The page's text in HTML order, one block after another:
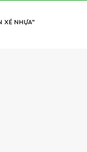
XÉ NHỰA”